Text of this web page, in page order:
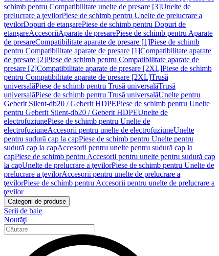
schimb pentru Compatibilitate unelte de presare [3]Unelte de
prelucrare a ţevilorPiese de schimb pentru Unelte de prelucrare a
ţevilorDopuri de etanşarePiese de schimb pentru Dopuri de
etanşareAccesoriiAparate de presarePiese de schimb pentru Aparate
de presareCompatibilitate aparate de presare [1]Piese de schimb
pentru Compatibilitate aparate de presare [1]Compatibilitate aparate
de presare [2]Piese de schimb pentru Compatibilitate aparate de
presare [2]Compatibilitate aparate de presare [2XL]Piese de schimb
pentru Compatibilitate aparate de presare [2XL]Trusă
universalăPiese de schimb pentru Trusă universalăTrusă
universalăPiese de schimb pentru Trusă universalăUnelte pentru
Geberit Silent-db20 / Geberit HDPEPiese de schimb pentru Unelte
pentru Geberit Silent-db20 / Geberit HDPEUnelte de
electrofuziunePiese de schimb pentru Unelte de
electrofuziuneAccesorii pentru unelte de electrofuziuneUnelte
pentru sudură cap la capPiese de schimb pentru Unelte pentru
sudură cap la capAccesorii pentru unelte pentru sudură cap la
capPiese de schimb pentru Accesorii pentru unelte pentru sudură cap
la capUnelte de prelucrare a ţevilorPiese de schimb pentru Unelte de
prelucrare a ţevilorAccesorii pentru unelte de prelucrare a
ţevilorPiese de schimb pentru Accesorii pentru unelte de prelucrare a
ţevilor
Categorii de produse
Serii de baie
Noutăţi